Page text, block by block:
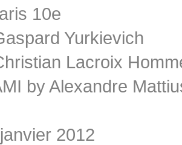
10e
Yurkievich
Lacroix
by Alexandre
2012